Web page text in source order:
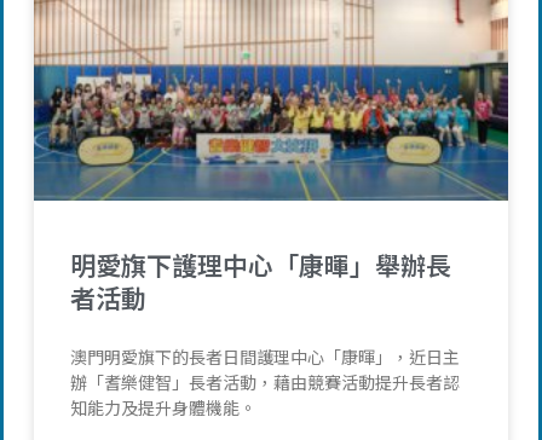
明愛旗下護理中心「康暉」舉辦長
者活動
澳門明愛旗下的長者日間護理中心「康暉」，近日主
辦「耆樂健智」長者活動，藉由競賽活動提升長者認
知能力及提升身體機能。